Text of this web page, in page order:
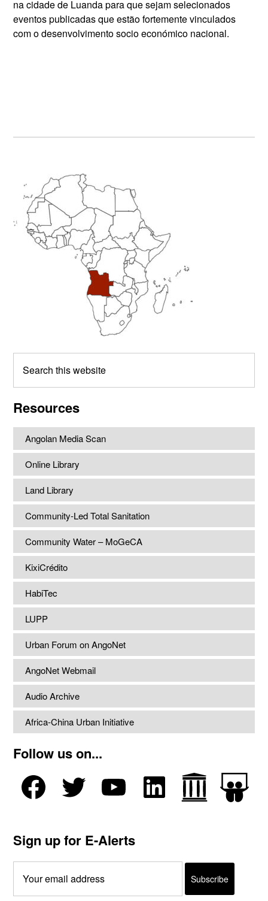
na cidade de Luanda para que sejam selecionados
eventos publicadas que estão fortemente vinculados
com o desenvolvimento socio económico nacional.
Primary
Sidebar
this
Resources
Angolan Media Scan
Online Library
Land Library
Community-Led Total Sanitation
Community Water – MoGeCA
KixiCrédito
HabiTec
LUPP
Urban Forum on AngoNet
AngoNet Webmail
Audio Archive
Africa-China Urban Initiative
Follow us on...
Sign up for E-Alerts